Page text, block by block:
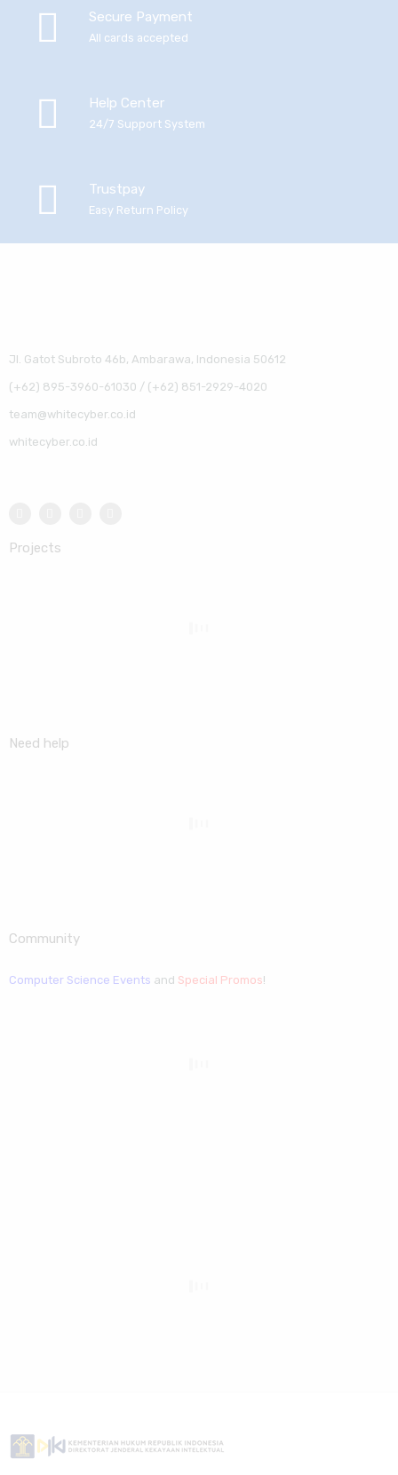
Secure Payment
All cards accepted
Help Center
24/7 Support System
Trustpay
Easy Return Policy
Jl. Gatot Subroto 46b, Ambarawa, Indonesia 50612
(+62) 895-3960-61030 / (+62) 851-2929-4020
team@whitecyber.co.id
whitecyber.co.id
Projects
Need help
Community
Computer Science Events and Special Promos!